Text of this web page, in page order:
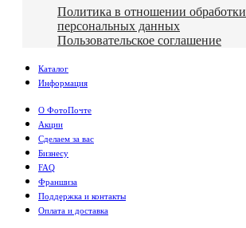
Политика в отношении обработки
персональных данных
Пользовательское соглашение
Каталог
Информация
О ФотоПочте
Акции
Сделаем за вас
Бизнесу
FAQ
Франшиза
Поддержка и контакты
Оплата и доставка